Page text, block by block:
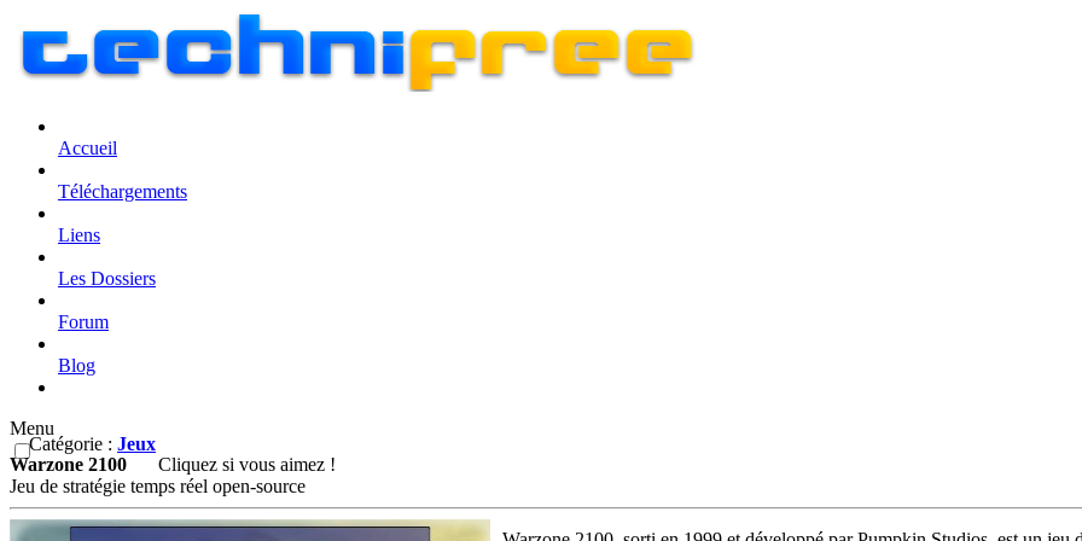
Accueil
Téléchargements
Liens
Les Dossiers
Forum
Blog
Menu
Catégorie : Jeux
Warzone 2100
Cliquez si vous aimez !
Jeu de stratégie temps réel open-source